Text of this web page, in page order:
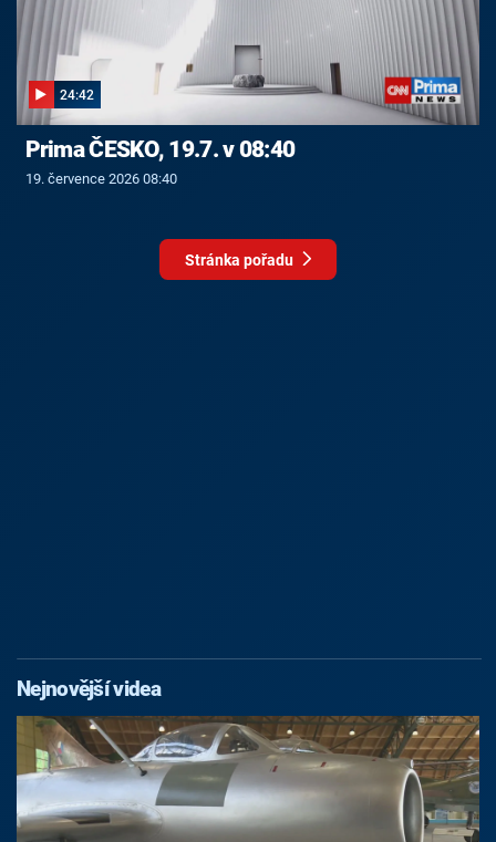
24:42
Prima ČESKO, 19.7. v 08:40
19. července 2026 08:40
Stránka pořadu
Nejnovější videa